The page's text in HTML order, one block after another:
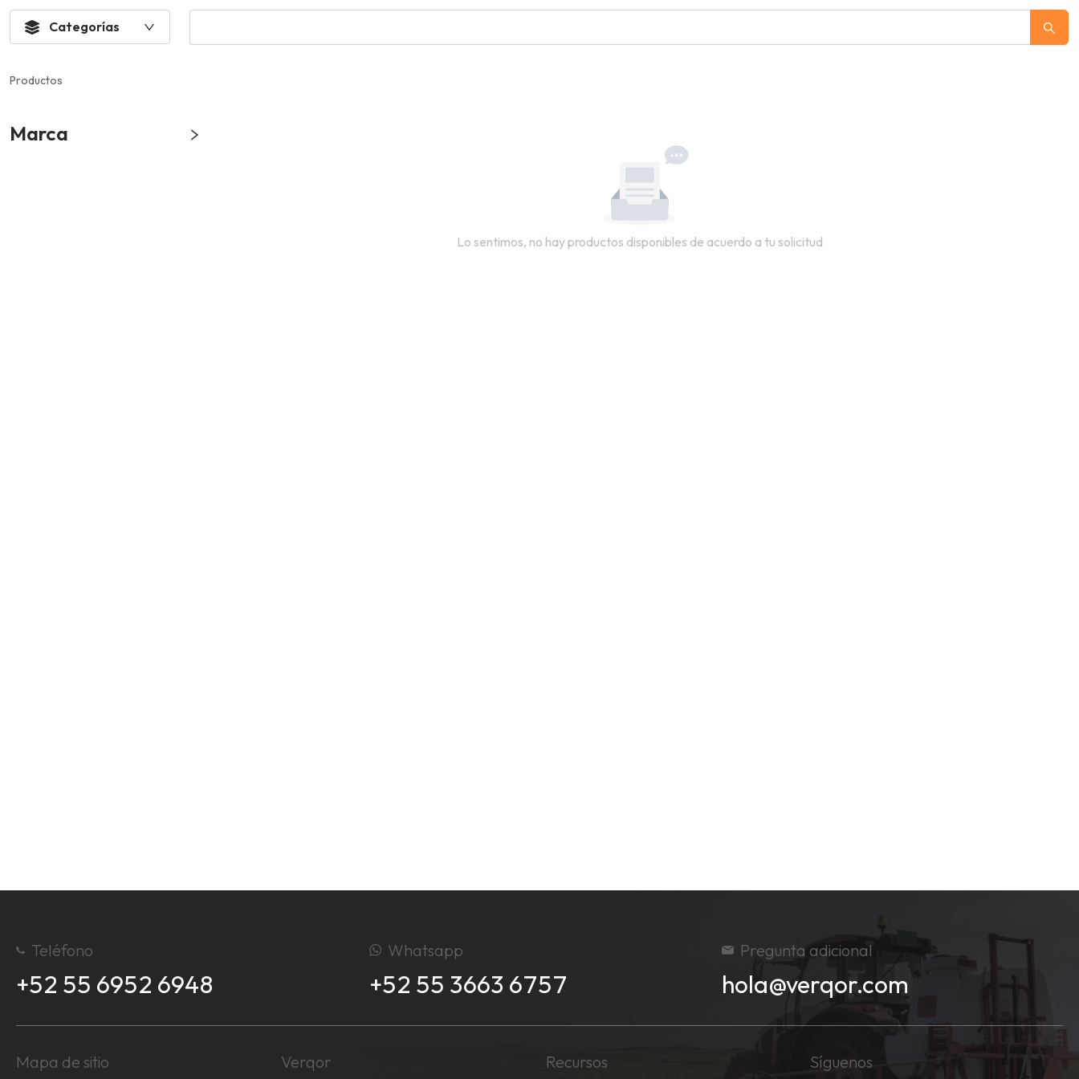
Categorías
Productos
Marca
Lo sentimos, no hay productos disponibles de acuerdo a tu solicitud
Teléfono
+52 55 6952 6948
Whatsapp
+52 55 3663 6757
Pregunta adicional
hola@verqor.com
Mapa de sitio Verqor Recursos Síguenos